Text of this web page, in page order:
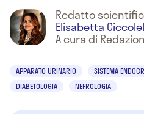
Redatto
Elisabetta
A cura di
APPARATO URINARIO SISTEMA
DIABETOLOGIA
NEFROLOGIA